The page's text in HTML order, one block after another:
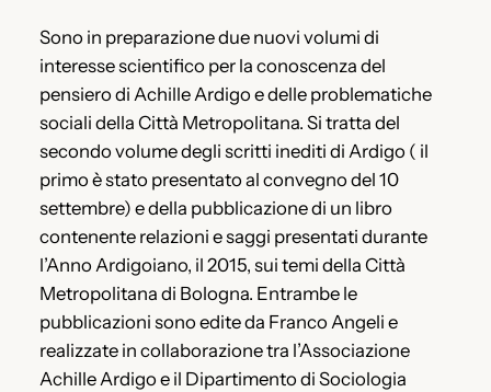
Sono in preparazione due nuovi volumi di
interesse scientifico per la conoscenza del
pensiero di Achille Ardigo e delle problematiche
sociali della Città Metropolitana. Si tratta del
secondo volume degli scritti inediti di Ardigo ( il
primo è stato presentato al convegno del 10
settembre) e della pubblicazione di un libro
contenente relazioni e saggi presentati durante
l’Anno Ardigoiano, il 2015, sui temi della Città
Metropolitana di Bologna. Entrambe le
pubblicazioni sono edite da Franco Angeli e
realizzate in collaborazione tra l’Associazione
Achille Ardigo e il Dipartimento di Sociologia